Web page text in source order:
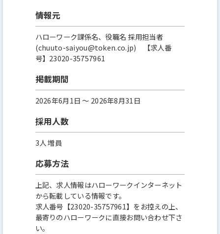
情報元
ハローワーク課係名、役職名 採用担当者
(chuuto-saiyou@token.co.jp) 【求人番
号】23020-35757961
掲載期間
2026年6月1日 〜 2026年8月31日
採用人数
3人 増員
応募方法
上記、求人情報はハローワークインターネット
から転載している情報です。
求人番号【23020-35757961】をお控えの上、
最寄りのハローワークに直接お問い合わせ下さ
い。